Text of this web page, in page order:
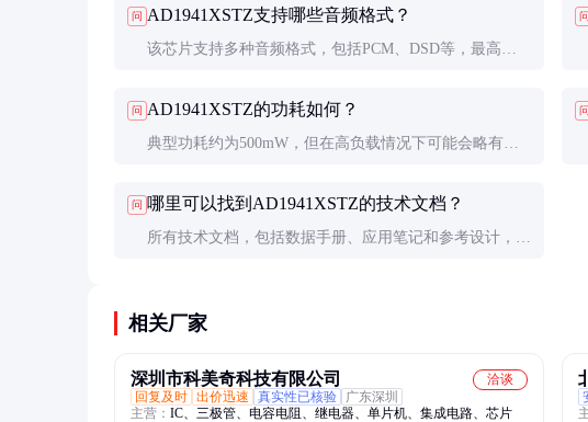
问 AD1941XSTZ支持哪些音频格式？
该芯片支持多种音频格式，包括PCM、DSD等，最高支
适配各种音频编解码器。
问
问 AD1941XSTZ的功耗如何？
典型功耗约为500mW，但在高负载情况下可能会略有增
问
问 哪里可以找到AD1941XSTZ的技术文档？
所有技术文档，包括数据手册、应用笔记和参考设计，都
相关厂家
深圳市科美奇科技有限公司
洽谈
回复及时 出价迅速 真实性已核验
广东深圳
主营： IC、三极管、电容电阻、继电器、单片机、集成电路、芯片